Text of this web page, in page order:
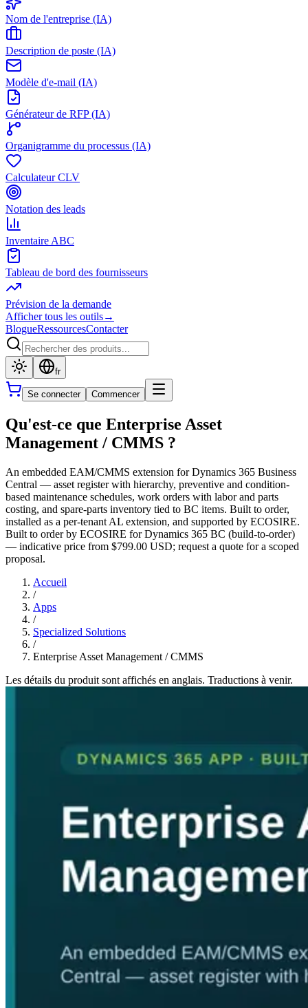
Nom de l'entreprise (IA)
Description de poste (IA)
Modèle d'e-mail (IA)
Générateur de RFP (IA)
Organigramme du processus (IA)
Calculateur CLV
Notation des leads
Inventaire ABC
Tableau de bord des fournisseurs
Prévision de la demande
Afficher tous les outils→
BlogueRessourcesContacter
fr
Se connecter Commencer
Qu'est-ce que Enterprise Asset
Management / CMMS ?
An embedded EAM/CMMS extension for Dynamics 365 Business
Central — asset register with hierarchy, preventive and condition-
based maintenance schedules, work orders with labor and parts
costing, and spare-parts inventory tied to BC items. Built to order,
installed as a per-tenant AL extension, and supported by ECOSIRE.
Built to order by ECOSIRE for Dynamics 365 BC (build-to-order)
— indicative price from $799.00 USD; request a quote for a scoped
proposal.
Accueil
/
Apps
/
Specialized Solutions
/
Enterprise Asset Management / CMMS
Les détails du produit sont affichés en anglais. Traductions à venir.